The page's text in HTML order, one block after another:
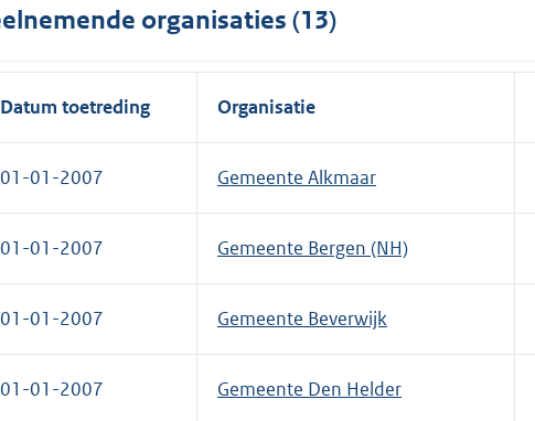
organisaties (13)
Datum toetreding Organisatie
01-01-2007 Gemeente Alkmaar
01-01-2007 Gemeente Bergen (NH)
01-01-2007 Gemeente Beverwijk
01-01-2007 Gemeente Den Helder